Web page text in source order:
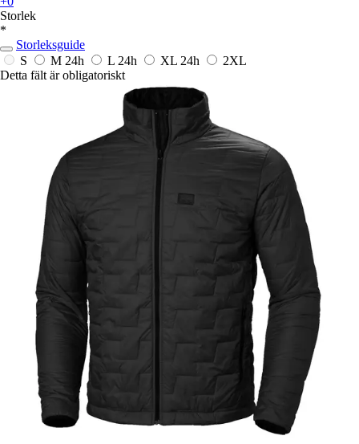
Storlek
*
Storleksguide
S
M 24h L 24h XL 24h
2XL
Detta fält är obligatoriskt